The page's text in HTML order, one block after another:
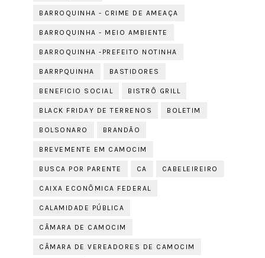
BARROQUINHA - CRIME DE AMEAÇA
BARROQUINHA - MEIO AMBIENTE
BARROQUINHA -PREFEITO NOTINHA
BARRPQUINHA BASTIDORES
BENEFICIO SOCIAL BISTRÔ GRILL
BLACK FRIDAY DE TERRENOS BOLETIM
BOLSONARO BRANDÃO
BREVEMENTE EM CAMOCIM
BUSCA POR PARENTE CA CABELEIREIRO
CAIXA ECONÔMICA FEDERAL
CALAMIDADE PÚBLICA
CÂMARA DE CAMOCIM
CÂMARA DE VEREADORES DE CAMOCIM